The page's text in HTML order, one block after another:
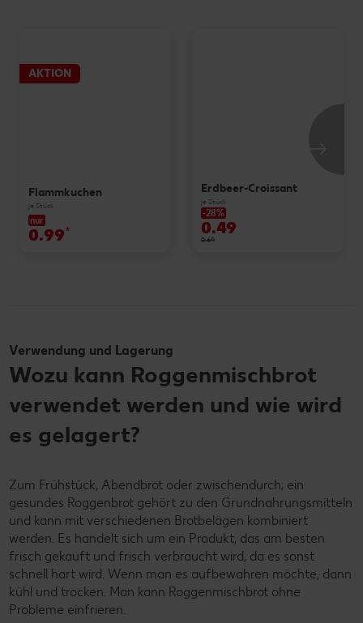
AKTION
Flammkuchen
je Stück
nur
0.99*
Erdbeer-Croissant
je Stück
-28%
0.49
0.69
Verwendung und Lagerung
Wozu kann Roggenmischbrot
verwendet werden und wie wird
es gelagert?
Zum Frühstück, Abendbrot oder zwischendurch; ein
gesundes Roggenbrot gehört zu den Grundnahrungsmitteln
und kann mit verschiedenen Brotbelägen kombiniert
werden. Es handelt sich um ein Produkt, das am besten
frisch gekauft und frisch verbraucht wird, da es sonst
schnell hart wird. Wenn man es aufbewahren möchte, dann
kühl und trocken. Man kann Roggenmischbrot ohne
Probleme einfrieren.